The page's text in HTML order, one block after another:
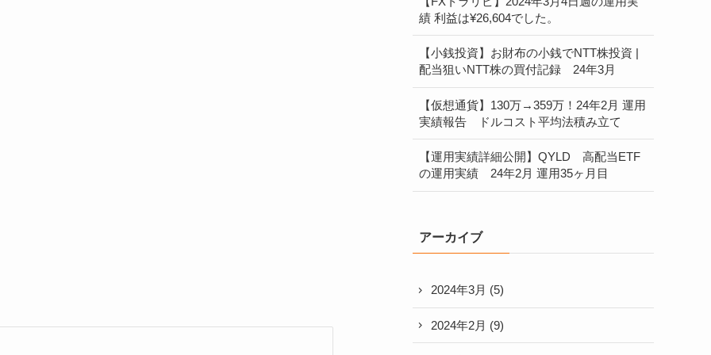
績 利益は¥26,604でした。
【小銭投資】お財布の小銭でNTT株投資 |
配当狙いNTT株の買付記録 24年3月
【仮想通貨】130万→359万！24年2月 運用
実績報告 ドルコスト平均法積み立て
【運用実績詳細公開】QYLD 高配当ETF
の運用実績 24年2月 運用35ヶ月目
アーカイブ
2024年3月 (5)
2024年2月 (9)